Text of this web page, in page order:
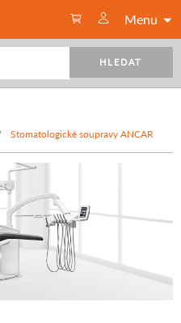
Menu
HLEDAT
Stomatologické soupravy ANCAR